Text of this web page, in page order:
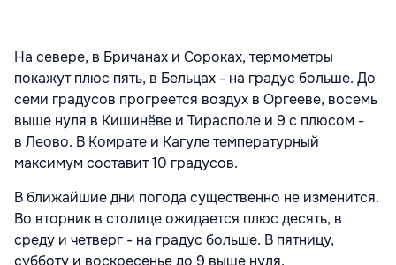
На севере, в Бричанах и Сороках, термометры
покажут плюс пять, в Бельцах - на градус больше. До
семи градусов прогреется воздух в Оргееве, восемь
выше нуля в Кишинёве и Тирасполе и 9 с плюсом -
в Леово. В Комрате и Кагуле температурный
максимум составит 10 градусов.
В ближайшие дни погода существенно не изменится.
Во вторник в столице ожидается плюс десять, в
среду и четверг - на градус больше. В пятницу,
субботу и воскресенье до 9 выше нуля.